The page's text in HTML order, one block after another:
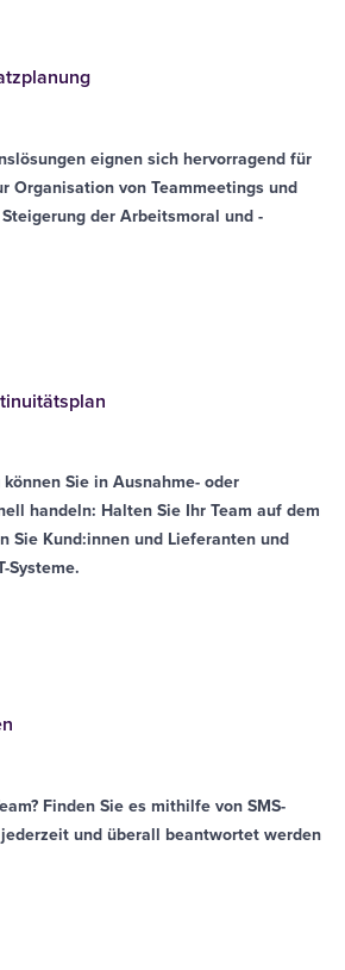
eignen sich hervorragend für
Organisation von Teammeetings und
der Arbeitsmoral und -
Sie in Ausnahme- oder
handeln: Halten Sie Ihr Team auf dem
Sie Kund:innen und Lieferanten und
Systeme.
Finden Sie es mithilfe von SMS-
und überall beantwortet werden